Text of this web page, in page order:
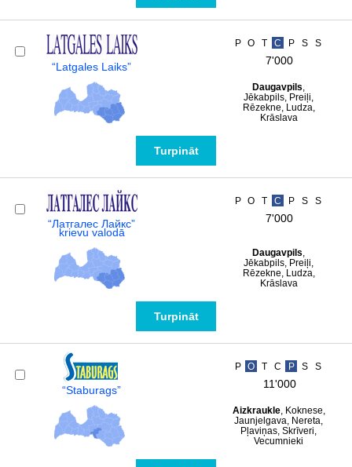
“Latgales Laiks”
P O T C P S S
7'000
Daugavpils,
Jēkabpils, Preiļi,
Rēzekne, Ludza,
Krāslava
Turpināt
“Латгалес Лайкс”
krievu valodā
P O T C P S S
7'000
Daugavpils,
Jēkabpils, Preiļi,
Rēzekne, Ludza,
Krāslava
Turpināt
“Staburags”
P O T C P S S
11'000
Aizkraukle, Koknese,
Jaunjelgava, Nereta,
Pļaviņas, Skrīveri,
Vecumnieki